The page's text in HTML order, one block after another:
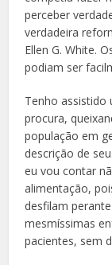
perceber
verdadeira
Ellen G. White.
podiam ser
Tenho assistido
procura,
população em
descrição de
eu vou contar
alimentação,
desfilam
mesmíssimas
pacientes, sem